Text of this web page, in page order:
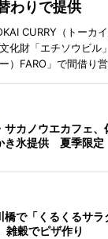
わりで提供
CURRY（トーカ
化財「エチソウビル
）FARO」で間借り営
サカノウエカフェ
き氷提供 夏季限定
橋で「くるくるサ
雑穀でピザ作り